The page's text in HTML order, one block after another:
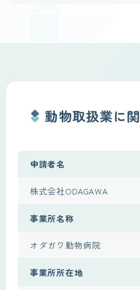
動物取扱業に
申請者名
株式会社ODAGAWA
事業所名称
オダガワ動物病院
事業所所在地